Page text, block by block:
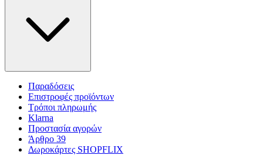
Παραδόσεις
Επιστροφές προϊόντων
Τρόποι πληρωμής
Klarna
Προστασία αγορών
Άρθρο 39
Δωροκάρτες SHOPFLIX